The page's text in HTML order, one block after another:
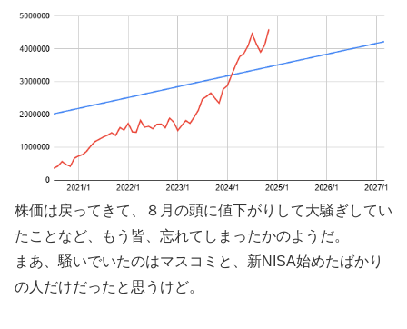
株価は戻ってきて、８月の頭に値下がりして大騒ぎしてい
たことなど、もう皆、忘れてしまったかのようだ。
まあ、騒いでいたのはマスコミと、新NISA始めたばかり
の人だけだったと思うけど。